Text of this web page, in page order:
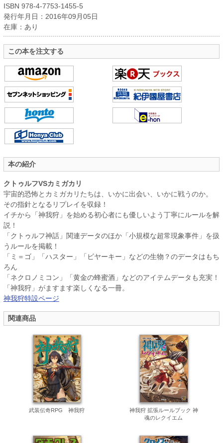
ISBN 978-4-7753-1455-5
発行年月日：2016年09月05日
在庫：あり
この本を注文する
本の紹介
クトゥルフVSカミガカリ
宇宙的恐怖とカミガカリたちは、いかに出会い、いかに戦うのか。
その指針となるリプレイを収録！
イチから「神我狩」を始める初心者にも優しいよう丁寧にルールを解
説！
「クトゥルフ神話」関連データのほか「小規模な超常現象事件」を扱
うルールを掲載！
「ミ＝ゴ」「ハスター」「ビヤーキー」などの生物？のデータはもち
ろん
「ネクロノミコン」「黄金の蜂蜜酒」などのアイテムデータも充実！
「神我狩」がますます楽しくなる一冊。
神我狩特設ページ
関連商品
武装伝奇RPG 神我狩
神我狩 拡張ルールブック 神
魂のレクイエム